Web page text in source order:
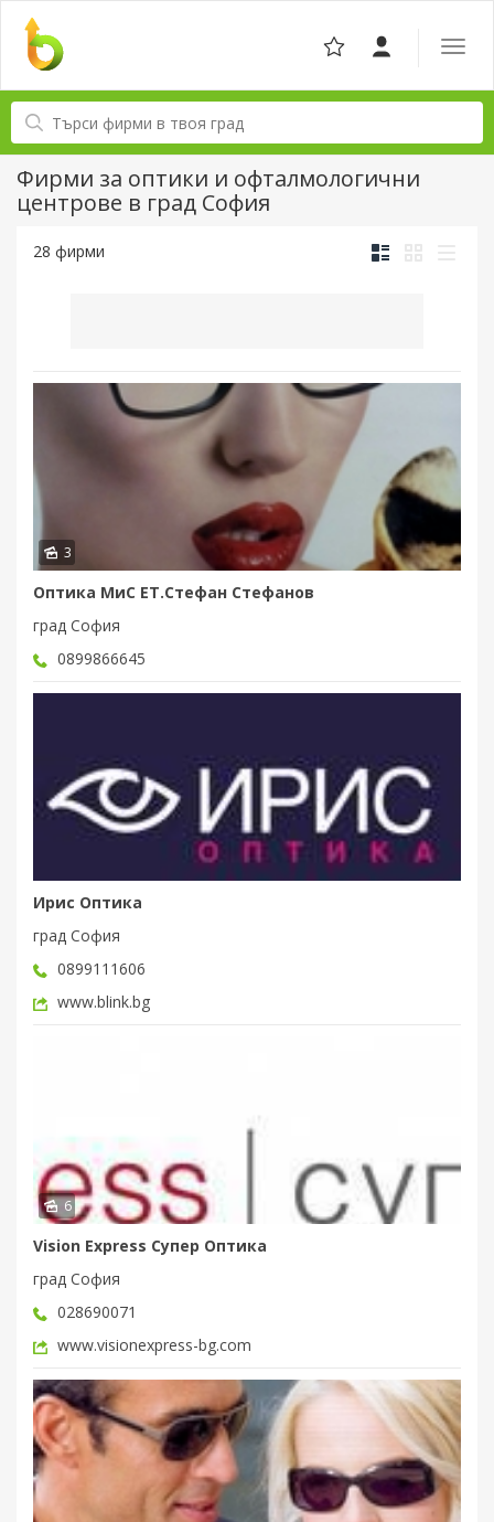
Фирми за оптики и офталмологични
центрове в град София
28 фирми
3
Оптика МиС ЕТ.Стефан Стефанов
град София
0899866645
Ирис Оптика
град София
0899111606
www.blink.bg
6
Vision Express Супер Оптика
град София
028690071
www.visionexpress-bg.com